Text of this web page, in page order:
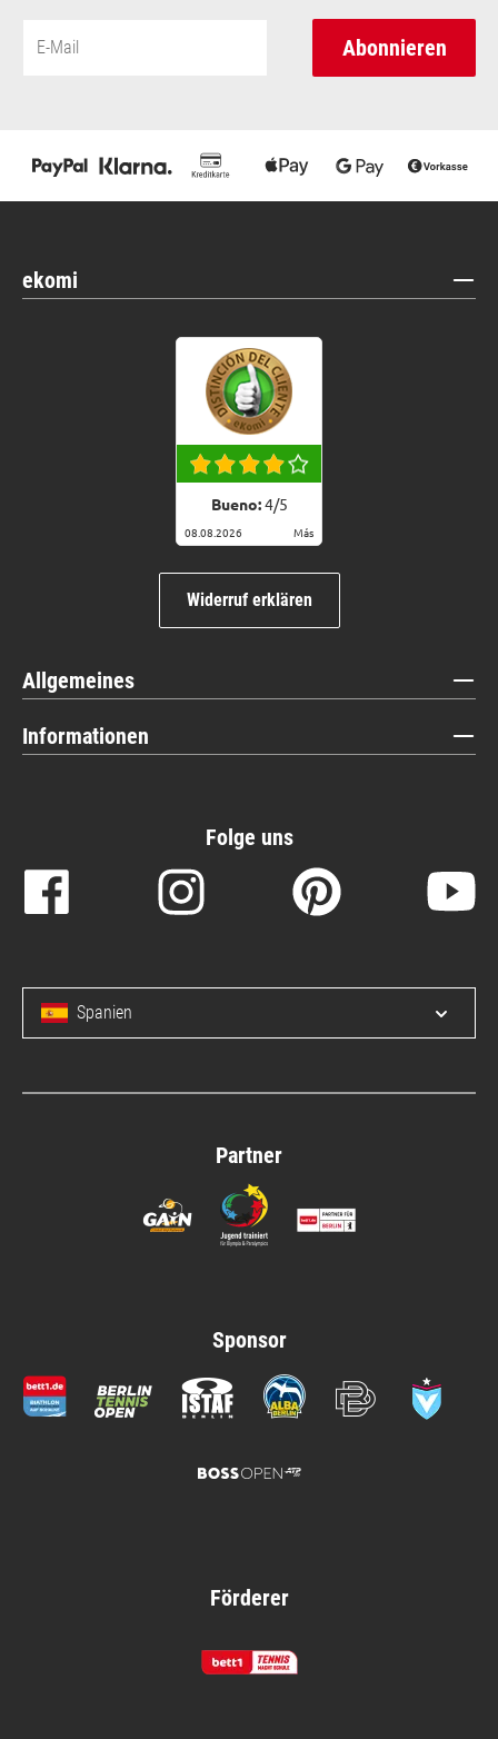
Abonnieren
ekomi
Bueno:4/5
08.08.2026 Más
Widerruf erklären
Allgemeines
Informationen
Folge uns
Spanien
Partner
Sponsor
Förderer